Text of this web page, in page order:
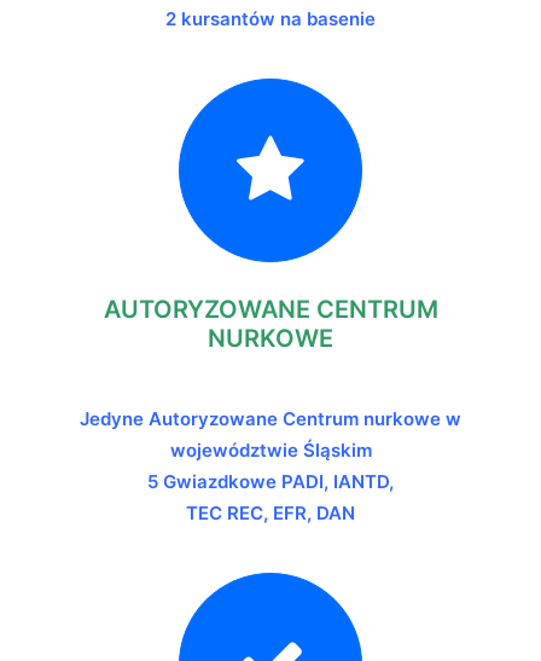
2 kursantów na basenie
AUTORYZOWANE CENTRUM
NURKOWE
Jedyne Autoryzowane Centrum nurkowe w
województwie Śląskim
5 Gwiazdkowe PADI, IANTD,
TEC REC, EFR, DAN